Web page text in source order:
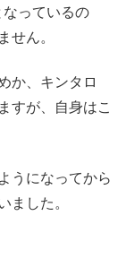
っているの
せん。
か、キンタロ
すが、自身はこ
うになってから
ました。